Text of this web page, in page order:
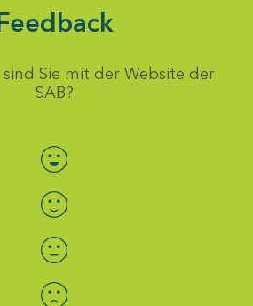
Sie mit der Website der
SAB?
Bewertung auswählen